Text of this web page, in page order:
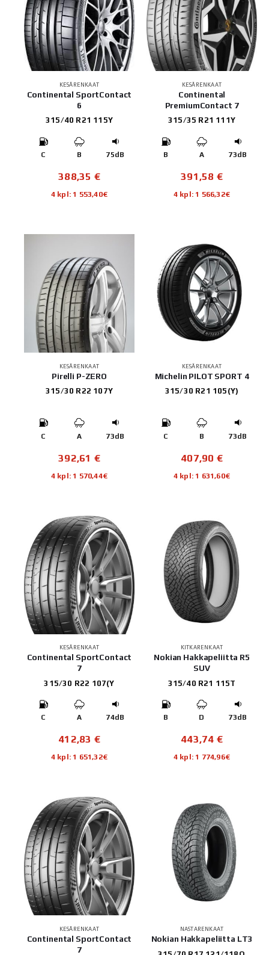
KESÄRENKAAT
Continental SportContact
6
315/40 R21 115Y
C B 75dB
388,35 €
4 kpl: 1 553,40€
KESÄRENKAAT
Continental
PremiumContact 7
315/35 R21 111Y
B A 73dB
391,58 €
4 kpl: 1 566,32€
KESÄRENKAAT
Pirelli P-ZERO
315/30 R22 107Y
C A 73dB
392,61 €
4 kpl: 1 570,44€
KESÄRENKAAT
Michelin PILOT SPORT 4
315/30 R21 105(Y)
C B 73dB
407,90 €
4 kpl: 1 631,60€
KESÄRENKAAT
Continental SportContact
7
315/30 R22 107(Y
C A 74dB
412,83 €
4 kpl: 1 651,32€
KITKARENKAAT
Nokian Hakkapeliitta R5
SUV
315/40 R21 115T
B D 73dB
443,74 €
4 kpl: 1 774,96€
KESÄRENKAAT
Continental SportContact
7
NASTARENKAAT
Nokian Hakkapeliitta LT3